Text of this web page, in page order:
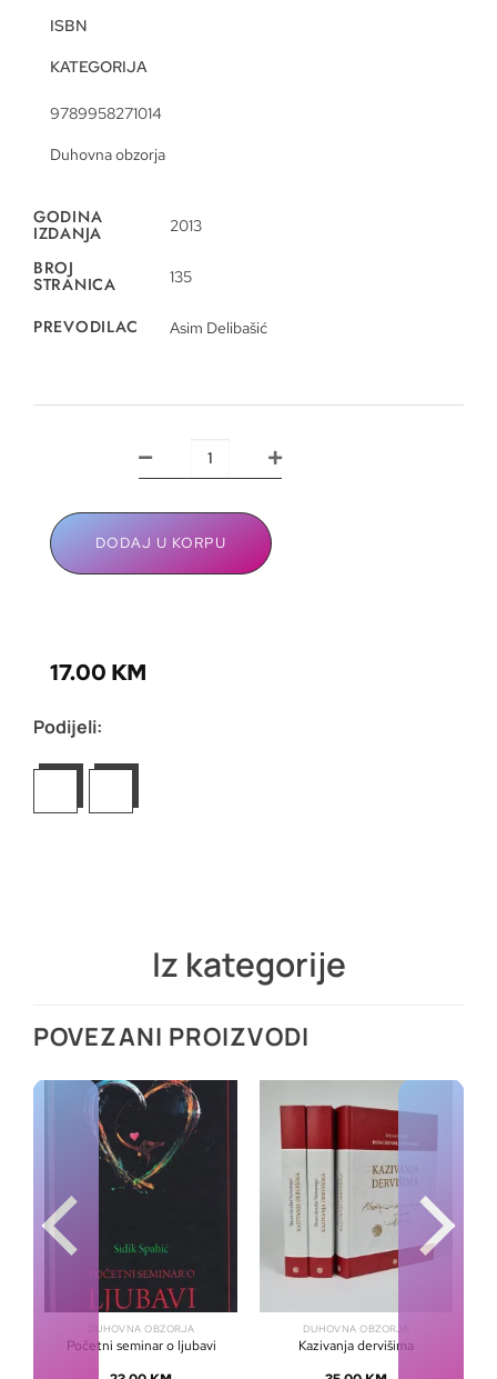
ISBN
KATEGORIJA
9789958271014
Duhovna obzorja
GODINA
IZDANJA 2013
BROJ
STRANICA 135
PREVODILAC Asim Delibašić
DODAJ U KORPU
17.00 KM
Podijeli:
Iz kategorije
POVEZANI PROIZVODI
DUHOVNA OBZORJA
Početni seminar o ljubavi
DUHOVNA OBZORJA
Kazivanja dervišima